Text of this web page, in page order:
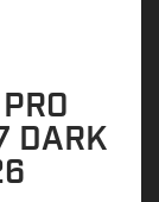
DARK